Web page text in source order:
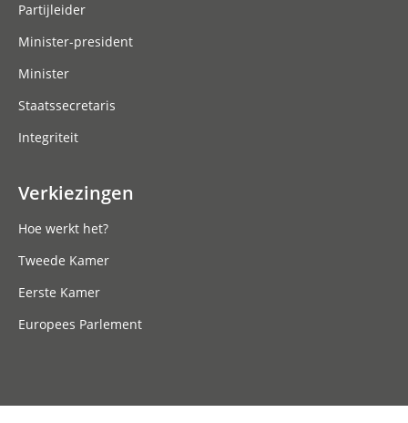
Partijleider
Minister-president
Minister
Staatssecretaris
Integriteit
Verkiezingen
Hoe werkt het?
Tweede Kamer
Eerste Kamer
Europees Parlement